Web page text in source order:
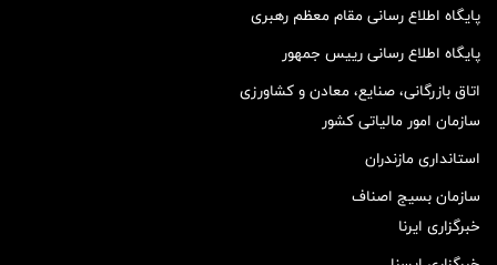
پایگاه اطلاع رسانی مقام معظم رهبری
پایگاه اطلاع رسانی رییس جمهور
اتاق بازرگانی، صنایع، معادن و کشاورزی
سازمان امور مالیاتی کشور
استانداری مازندران
سازمان بسیج اصناف
خبرگزاری ایرنا